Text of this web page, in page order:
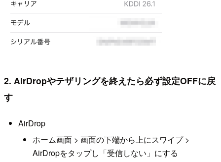
2. AirDropやテザリングを終えたら必ず設定OFFに戻
す
AirDrop
ホーム画面 > 画面の下端から上にスワイプ >
AirDropをタップし「受信しない」にする